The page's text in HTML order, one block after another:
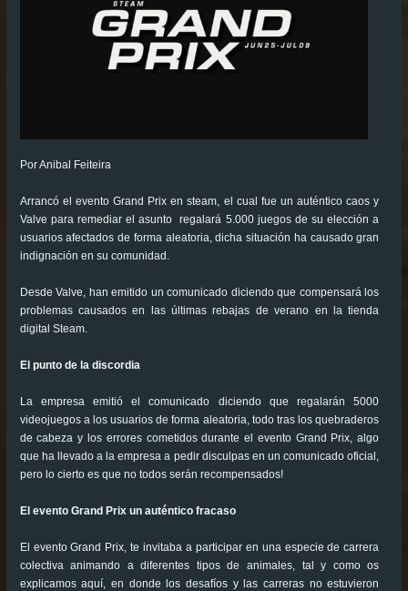
Por Anibal Feiteira
Arrancó el evento Grand Prix en steam, el cual fue un auténtico caos y
Valve para remediar el asunto regalará 5.000 juegos de su elección a
usuarios afectados de forma aleatoria, dicha situación ha causado gran
indignación en su comunidad.
Desde Valve, han emitido un comunicado diciendo que compensará los
problemas causados en las últimas rebajas de verano en la tienda
digital Steam.
El punto de la discordia
La empresa emitió el comunicado diciendo que regalarán 5000
videojuegos a los usuarios de forma aleatoria, todo tras los quebraderos
de cabeza y los errores cometidos durante el evento Grand Prix, algo
que ha llevado a la empresa a pedir disculpas en un comunicado oficial,
pero lo cierto es que no todos serán recompensados!
El evento Grand Prix un auténtico fracaso
El evento Grand Prix, te invitaba a participar en una especie de carrera
colectiva animando a diferentes tipos de animales, tal y como os
explicamos aquí, en donde los desafíos y las carreras no estuvieron